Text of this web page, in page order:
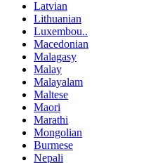
Latvian
Lithuanian
Luxembou..
Macedonian
Malagasy
Malay
Malayalam
Maltese
Maori
Marathi
Mongolian
Burmese
Nepali